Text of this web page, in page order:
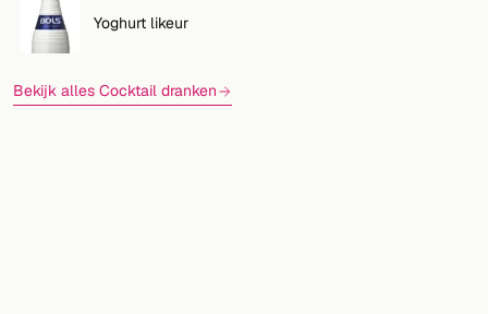
Yoghurt likeur
Bekijk alles Cocktail dranken